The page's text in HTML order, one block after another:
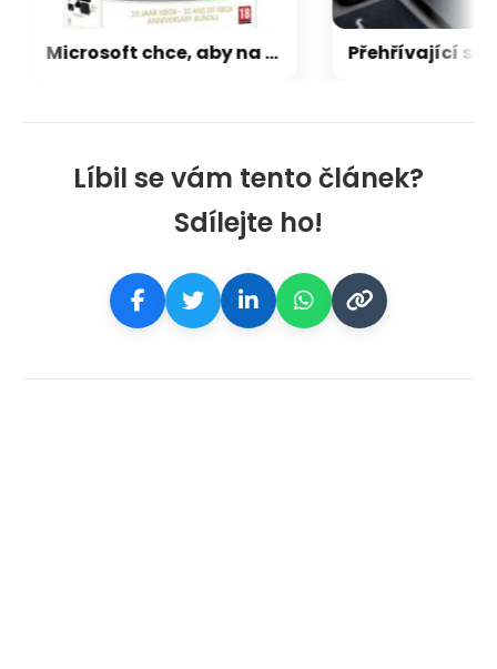
Líbil se vám tento článek?
Sdílejte ho!
Microsoft chce, aby na Xbox Helix běhaly všechny hry, které kdy vyšly pro Xbox